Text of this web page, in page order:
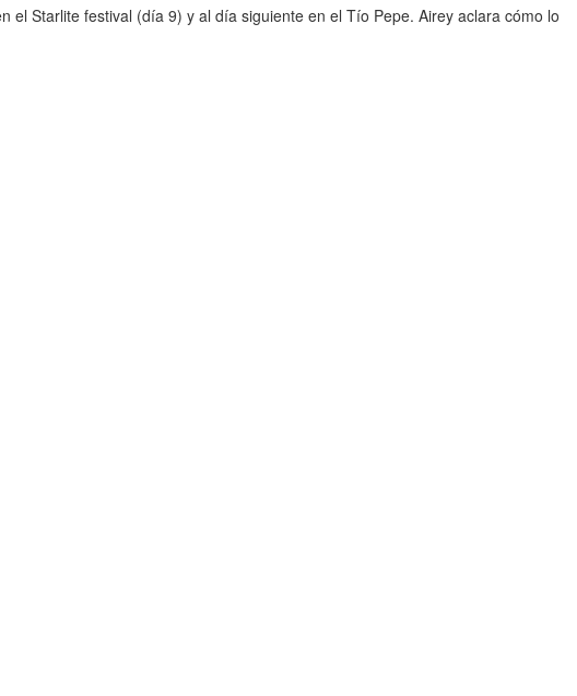
el Starlite festival (día 9) y al día siguiente en el Tío Pepe. Airey aclara cómo lo